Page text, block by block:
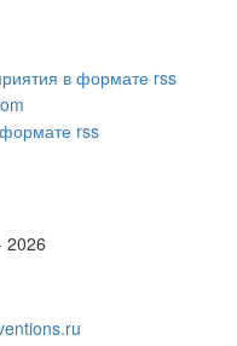
2026